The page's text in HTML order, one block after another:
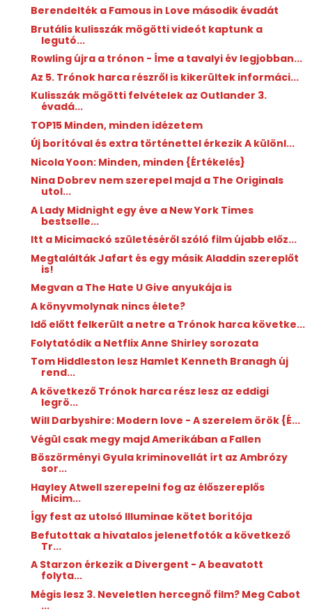
Berendelték a Famous in Love második évadát
Brutális kulisszák mögötti videót kaptunk a
legutó...
Rowling újra a trónon - Íme a tavalyi év legjobban...
Az 5. Trónok harca részről is kikerültek informáci...
Kulisszák mögötti felvételek az Outlander 3.
évadá...
TOP15 Minden, minden idézetem
Új borítóval és extra történettel érkezik A különl...
Nicola Yoon: Minden, ​minden {Értékelés}
Nina Dobrev nem szerepel majd a The Originals
utol...
A Lady Midnight egy éve a New York Times
bestselle...
Itt a Micimackó születéséről szóló film újabb előz...
Megtalálták Jafart és egy másik Aladdin szereplőt
is!
Megvan a The Hate U Give anyukája is
A könyvmolynak nincs élete?
Idő előtt felkerült a netre a Trónok harca követke...
Folytatódik a Netflix Anne Shirley sorozata
Tom Hiddleston lesz Hamlet Kenneth Branagh új
rend...
A következő Trónok harca rész lesz az eddigi
legrö...
Will Darbyshire: Modern ​love - A szerelem örök {É...
Végül csak megy majd Amerikában a Fallen
Böszörményi Gyula kriminovellát írt az Ambrózy
sor...
Hayley Atwell szerepelni fog az élőszereplős
Micim...
Így fest az utolsó Illuminae kötet borítója
Befutottak a hivatalos jelenetfotók a következő
Tr...
A Starzon érkezik a Divergent - A beavatott
folyta...
Mégis lesz 3. Neveletlen hercegnő film? Meg Cabot
...